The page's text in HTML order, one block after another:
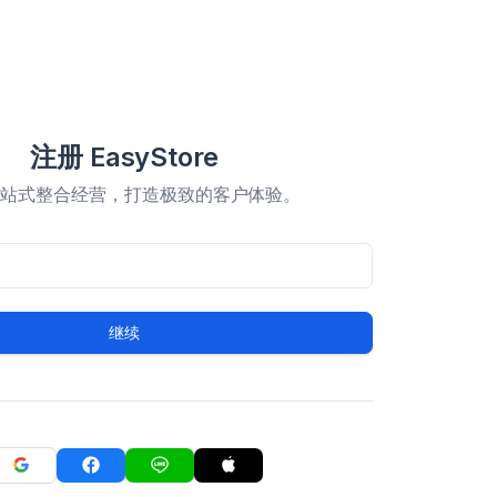
注册 EasyStore
式整合经营，打造极致的客户体验。
继续